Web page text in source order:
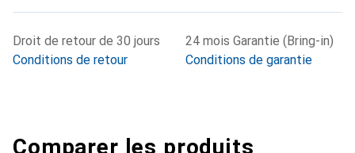
Droit de retour de 30 jours
Conditions de retour
24 mois Garantie (Bring-in)
Conditions de garantie
Comparer les produits